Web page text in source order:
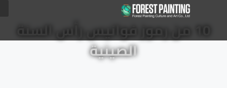
10 من رموز فوانيس رأس السنة
الصينية